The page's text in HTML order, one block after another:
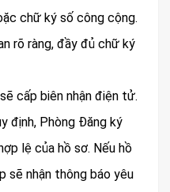
chữ ký số công cộng.
rõ ràng, đầy đủ chữ ký
cấp biên nhận điện tử.
định, Phòng Đăng ký
lệ của hồ sơ. Nếu hồ
sẽ nhận thông báo yêu